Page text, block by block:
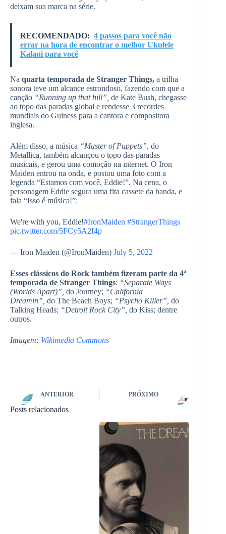
deixam sua marca na série.
RECOMENDADO: 4 passos para você não
errar na hora de encontrar o melhor Ukulele
Kalani para você
Na quarta temporada de Stranger Things, a trilha
sonora teve um alcance estrondoso, fazendo com que a
canção “Running up that hill”, de Kate Bush, chegasse
ao topo das paradas global e rendesse 3 recordes
mundiais do Guiness para a cantora e compositora
inglesa.
Além disso, a música “Master of Puppets”, do
Metallica, também alcançou o topo das paradas
musicais, e gerou uma comoção na internet. O Iron
Maiden entrou na onda, e postou uma foto com a
legenda “Estamos com você, Eddie!”. Na cena, o
personagem Eddie segura uma fita cassete da banda, e
fala “Isso é música!”:
We're with you, Eddie!#IronMaiden #StrangerThings
pic.twitter.com/5FCy5A2I4p
— Iron Maiden (@IronMaiden) July 5, 2022
Esses clássicos do Rock também fizeram parte da 4ª
temporada de Stranger Things: “Separate Ways
(Worlds Apart)”, do Journey; “California
Dreamin”, do The Beach Boys; “Psycho Killer”, do
Talking Heads; “Detroit Rock City”, do Kiss; dentre
outros.
Imagem: Wikimedia Commons
ANTERIOR PRÓXIMO
Posts relacionados